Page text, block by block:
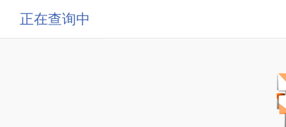
正在查询中